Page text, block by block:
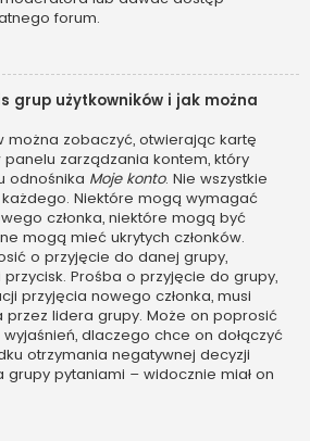
forum.
grup użytkowników i jak można
można zobaczyć, otwierając kartę
zarządzania kontem, który
odnośnika Moje konto. Nie wszystkie
Niektóre mogą wymagać
członka, niektóre mogą być
mogą mieć ukrytych członków.
o przyjęcie do danej grupy,
Prośba o przyjęcie do grupy,
przyjęcia nowego członka, musi
lidera grupy. Może on poprosić
dlaczego chce on dołączyć
otrzymania negatywnej decyzji
pytaniami – widocznie miał on